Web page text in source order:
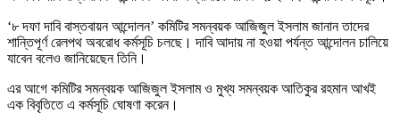
‘৮ দফা দাবি বাস্তবায়ন আন্দোলন’ কমিটির সমন্বয়ক আজিজুল ইসলাম জানান তাদের
শান্তিপূর্ণ রেলপথ অবরোধ কর্মসূচি চলছে। দাবি আদায় না হওয়া পর্যন্ত আন্দোলন চালিয়ে
যাবেন বলেও জানিয়েছেন তিনি।
এর আগে কমিটির সমন্বয়ক আজিজুল ইসলাম ও মুখ্য সমন্বয়ক আতিকুর রহমান আখই
এক বিবৃতিতে এ কর্মসূচি ঘোষণা করেন।